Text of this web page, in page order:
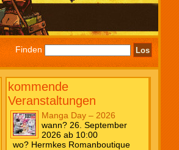
Finden
kommende
Veranstaltungen
Manga Day – 2026
wann? 26. September
2026 ab 10:00
wo? Hermkes Romanboutique